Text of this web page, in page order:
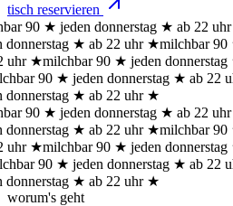
tisch reservieren
90 ★ jeden donnerstag ★ ab 22 uhr ★
★ ab 22 uhr ★ milchbar 90 ★
★ milchbar 90 ★ jeden donnerstag ★
90 ★ jeden donnerstag ★ ab 22 uhr
★ ab 22 uhr ★
90 ★ jeden donnerstag ★ ab 22 uhr ★
★ ab 22 uhr ★ milchbar 90 ★
★ milchbar 90 ★ jeden donnerstag ★
90 ★ jeden donnerstag ★ ab 22 uhr
★ ab 22 uhr ★
worum's geht